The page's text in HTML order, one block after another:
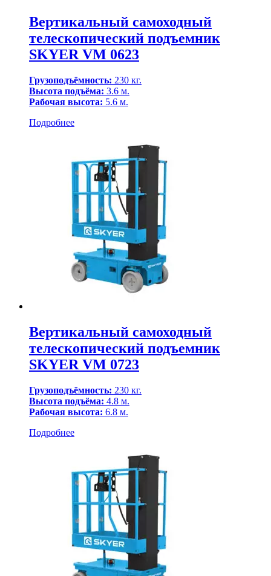
Вертикальный самоходный
телескопический подъемник
SKYER VM 0623
Грузоподъёмность: 230 кг.
Высота подъёма: 3.6 м.
Рабочая высота: 5.6 м.
Подробнее
Вертикальный самоходный
телескопический подъемник
SKYER VM 0723
Грузоподъёмность: 230 кг.
Высота подъёма: 4.8 м.
Рабочая высота: 6.8 м.
Подробнее